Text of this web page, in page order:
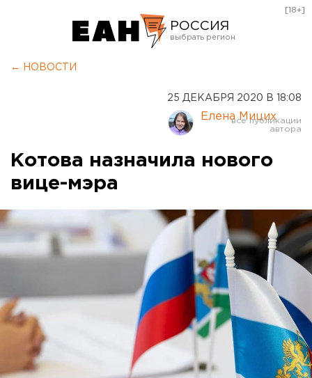
РОССИЯ
Курган
Оренбург
[18+]
← НОВОСТИ
25 ДЕКАБРЯ 2020 В 18:08
Елена Мицих
Котова назначила нового
вице-мэра